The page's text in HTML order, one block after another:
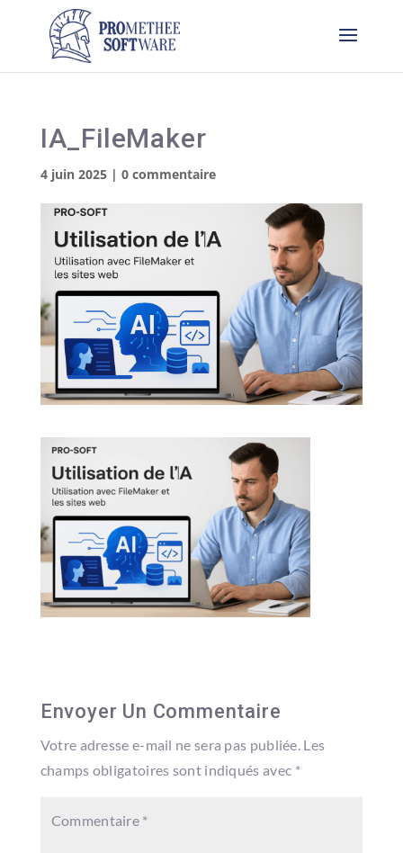
IA_FileMaker
4 juin 2025| 0 commentaire
Envoyer Un Commentaire
Votre adresse e-mail ne sera pas publiée. Les
champs obligatoires sont indiqués avec *